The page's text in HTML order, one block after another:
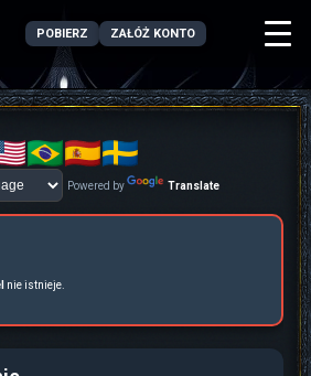
POBIERZ ZAŁÓŻ KONTO
Powered by Translate
nie istnieje.